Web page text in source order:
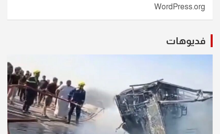
WordPress.org
فديوهات